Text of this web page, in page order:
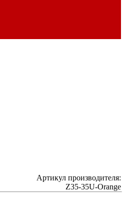
Артикул производителя:
Z35-35U-Orange